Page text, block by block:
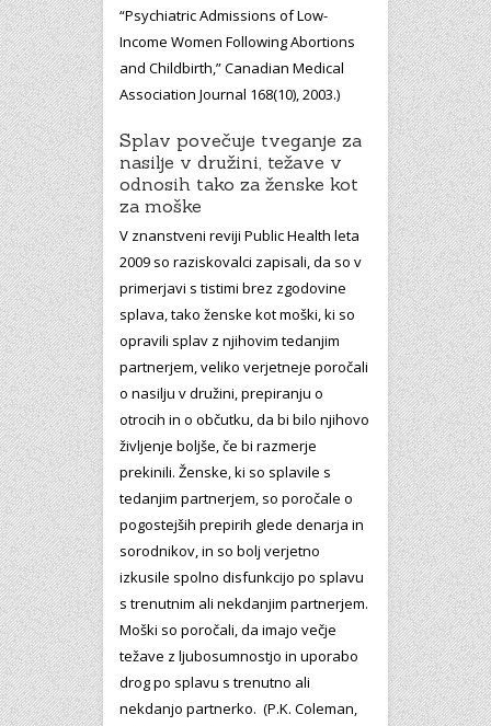
“Psychiatric Admissions of Low-
Income Women Following Abortions
and Childbirth,” Canadian Medical
Association Journal 168(10), 2003.)
Splav povečuje tveganje za
nasilje v družini, težave v
odnosih tako za ženske kot
za moške
V znanstveni reviji Public Health leta
2009 so raziskovalci zapisali, da so v
primerjavi s tistimi brez zgodovine
splava, tako ženske kot moški, ki so
opravili splav z njihovim tedanjim
partnerjem, veliko verjetneje poročali
o nasilju v družini, prepiranju o
otrocih in o občutku, da bi bilo njihovo
življenje boljše, če bi razmerje
prekinili. Ženske, ki so splavile s
tedanjim partnerjem, so poročale o
pogostejših prepirih glede denarja in
sorodnikov, in so bolj verjetno
izkusile spolno disfunkcijo po splavu
s trenutnim ali nekdanjim partnerjem.
Moški so poročali, da imajo večje
težave z ljubosumnostjo in uporabo
drog po splavu s trenutno ali
nekdanjo partnerko. (P.K. Coleman,